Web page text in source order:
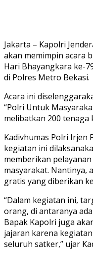
Jakarta – Kapolri
akan memimpin acara
Hari Bhayangkara ke-
di Polres Metro Bekasi.
Acara ini
“Polri Untuk
melibatkan 200 tenaga
Kadivhumas Polri Irjen
kegiatan ini
memberikan
masyarakat. Nantinya,
gratis yang diberikan
“Dalam kegiatan ini,
orang, di antaranya
Bapak Kapolri juga
jajaran karena
seluruh satker,” ujar